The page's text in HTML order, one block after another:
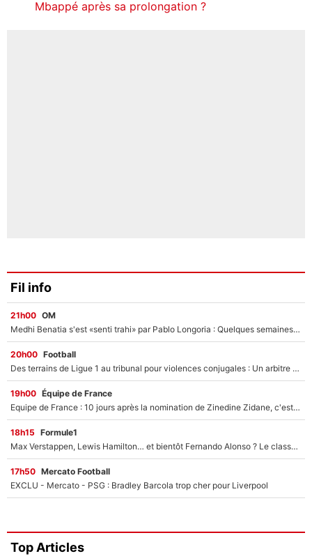
Mbappé après sa prolongation ?
Fil info
21h00 OM
Medhi Benatia s'est «senti trahi» par Pablo Longoria : Quelques semaines après son départ, l'ancien directeur de football de l'OM règle ses comptes
20h00 Football
Des terrains de Ligue 1 au tribunal pour violences conjugales : Un arbitre français encourt une peine de 18 mois de prison !
19h00 Équipe de France
Equipe de France : 10 jours après la nomination de Zinedine Zidane, c'est au tour de son fils de prendre un nouveau départ !
18h15 Formule1
Max Verstappen, Lewis Hamilton… et bientôt Fernando Alonso ? Le classement des pilotes les mieux payés en Formule 1 risque de changer !
17h50 Mercato Football
EXCLU - Mercato - PSG : Bradley Barcola trop cher pour Liverpool
Top Articles